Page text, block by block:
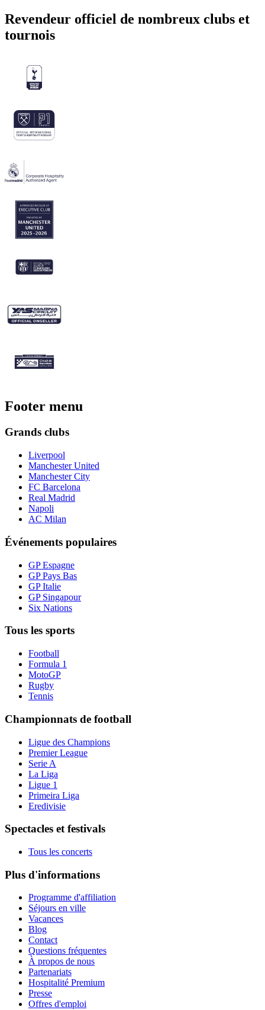
Revendeur officiel de nombreux clubs et
tournois
Footer menu
Grands clubs
Liverpool
Manchester United
Manchester City
FC Barcelona
Real Madrid
Napoli
AC Milan
Événements populaires
GP Espagne
GP Pays Bas
GP Italie
GP Singapour
Six Nations
Tous les sports
Football
Formula 1
MotoGP
Rugby
Tennis
Championnats de football
Ligue des Champions
Premier League
Serie A
La Liga
Ligue 1
Primeira Liga
Eredivisie
Spectacles et festivals
Tous les concerts
Plus d'informations
Programme d'affiliation
Séjours en ville
Vacances
Blog
Contact
Questions fréquentes
À propos de nous
Partenariats
Hospitalité Premium
Presse
Offres d'emploi